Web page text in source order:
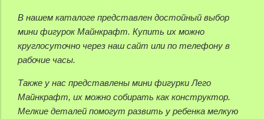
В нашем каталоге представлен достойный выбор
мини фигурок Майнкрафт. Купить их можно
круглосуточно через наш сайт или по телефону в
рабочие часы.
Также у нас представлены мини фигурки Лего
Майнкрафт, их можно собирать как конструктор.
Мелкие деталей помогут развить у ребенка мелкую